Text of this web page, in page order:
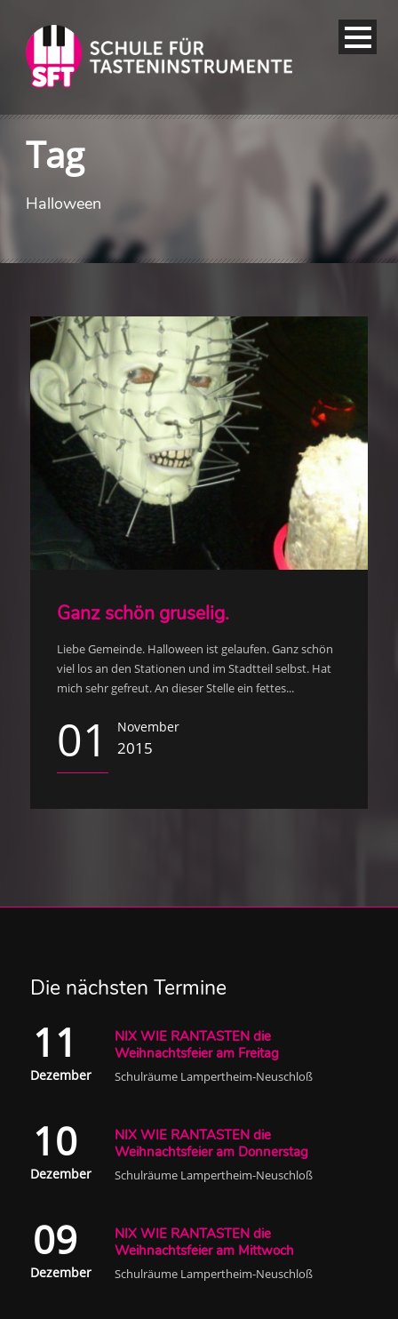
Tag
Halloween
Ganz schön gruselig.
Liebe Gemeinde. Halloween ist gelaufen. Ganz schön
viel los an den Stationen und im Stadtteil selbst. Hat
mich sehr gefreut. An dieser Stelle ein fettes...
01 November
2015
Die nächsten Termine
11
Dezember
NIX WIE RANTASTEN die
Weihnachtsfeier am Freitag
Schulräume Lampertheim-Neuschloß
10
Dezember
NIX WIE RANTASTEN die
Weihnachtsfeier am Donnerstag
Schulräume Lampertheim-Neuschloß
09
Dezember
NIX WIE RANTASTEN die
Weihnachtsfeier am Mittwoch
Schulräume Lampertheim-Neuschloß